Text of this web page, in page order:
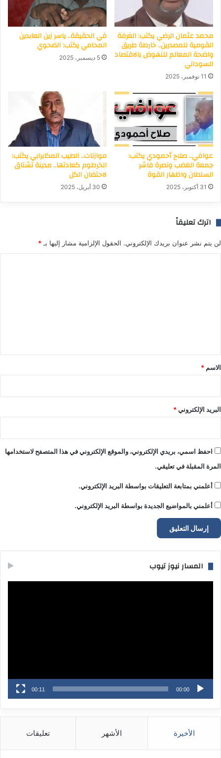
محمد عثمان الرضي يكتب: الغرفة
القومية للمصدرين.. خارطة طريق
واضحة المعالم للنهوض بالاقتصاد
السوداني
11 نوفمبر، 2025
في الحقيقة.. ياسر زين العابدين
المحامي يكتب: الضحوي
5 ديسمبر، 2025
عوافي.. صلاح أحمودي يكتب:
جمعة الغضب ونصرة فاشر
السلطان واظهار القوة
31 أكتوبر، 2025
موازنات.. الطيب المكابرابي يكتب:
الخرطوم كعادتها.. مدينة تشتاق
لاحتضان الكل
30 أبريل، 2025
اترك تعليقاً
لن يتم نشر عنوان بريدك الإلكتروني. الحقول الإلزامية مشار إليها بـ*
*
الاسم *
البريد الإلكتروني*
احفظ اسمي، بريدي الإلكتروني، والموقع الإلكتروني في هذا المتصفح لاستخدامها
المرة المقبلة في تعليقي.
أعلمني بمتابعة التعليقات بواسطة البريد الإلكتروني.
أعلمني بالمواضيع الجديدة بواسطة البريد الإلكتروني.
المسار نيوز تيوب
00:00
00:11
الأخيرة الأشهر تعليقات